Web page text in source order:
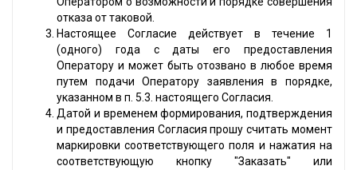
отказа от таковой.
Настоящее Согласие действует в течение 1
(одного) года с даты его предоставления
Оператору и может быть отозвано в любое время
путем подачи Оператору заявления в порядке,
указанном в п. 5.3. настоящего Согласия.
Датой и временем формирования, подтверждения
и предоставления Согласия прошу считать момент
маркировки соответствующего поля и нажатия на
соответствующую кнопку "Заказать" или